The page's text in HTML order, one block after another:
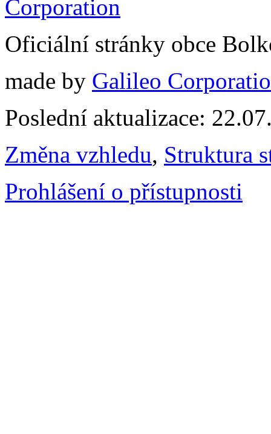
Oficiální stránky obce
made by Galileo
Poslední aktualizace:
Změna vzhledu, Struktura
Prohlášení o přístupnosti